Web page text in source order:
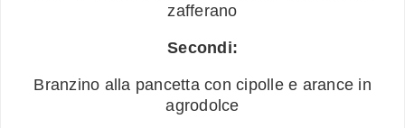
zafferano
Secondi:
Branzino alla pancetta con cipolle e arance in
agrodolce